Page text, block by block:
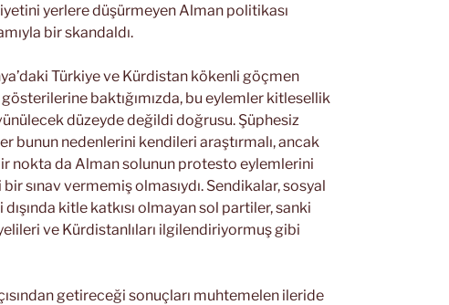
yerlere düşürmeyen Alman politikası
bir skandaldı.
Türkiye ve Kürdistan kökenli göçmen
baktığımızda, bu eylemler kitlesellik
düzeyde değildi doğrusu. Şüphesiz
bunun nedenlerini kendileri araştırmalı, ancak
nokta da Alman solunun protesto eylemlerini
sınav vermemiş olmasıydı. Sendikalar, sosyal
kitle katkısı olmayan sol partiler, sanki
ve Kürdistanlıları ilgilendiriyormuş gibi
getireceği sonuçları muhtemelen ileride